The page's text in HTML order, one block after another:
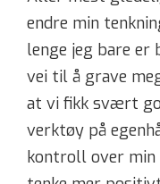
endre min
lenge jeg bare er
vei til å grave
at vi fikk svært
verktøy på
kontroll over min